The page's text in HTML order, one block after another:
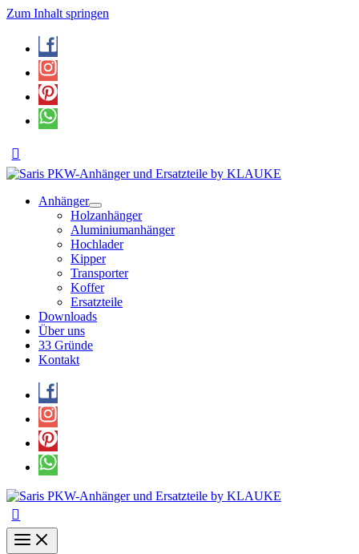
Zum Inhalt springen
Anhänger
Holzanhänger
Aluminiumanhänger
Hochlader
Kipper
Transporter
Koffer
Ersatzteile
Downloads
Über uns
33 Gründe
Kontakt